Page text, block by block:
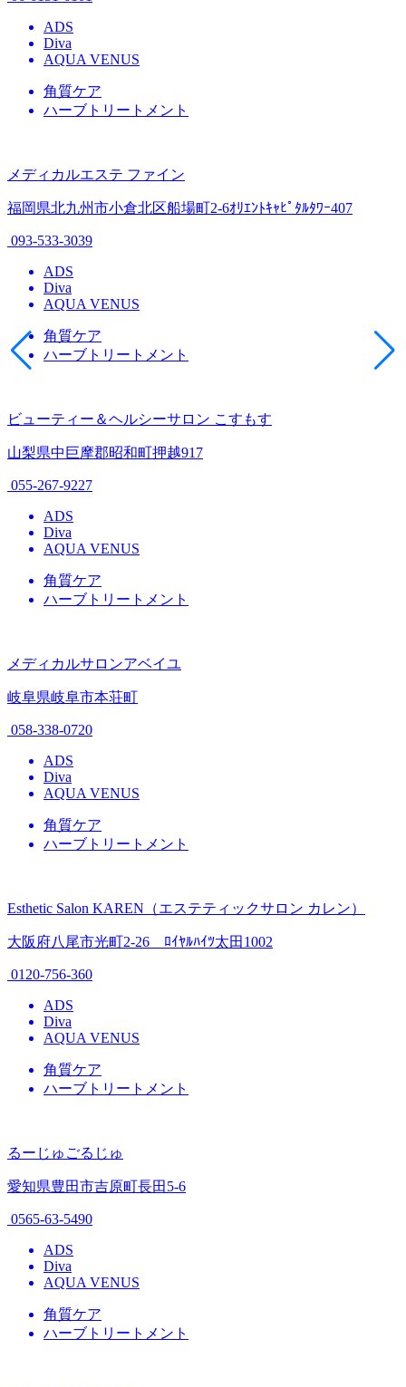
ADS
Diva
AQUA VENUS
角質ケア
ハーブトリートメント
メディカルエステ ファイン
福岡県北九州市小倉北区船場町2-6ｵﾘｴﾝﾄｷｬﾋﾟﾀﾙﾀﾜｰ407
093-533-3039
ADS
Diva
AQUA VENUS
角質ケア
ハーブトリートメント
ビューティー＆ヘルシーサロン こすもす
山梨県中巨摩郡昭和町押越917
055-267-9227
ADS
Diva
AQUA VENUS
角質ケア
ハーブトリートメント
メディカルサロンアベイユ
岐阜県岐阜市本荘町
058-338-0720
ADS
Diva
AQUA VENUS
角質ケア
ハーブトリートメント
Esthetic Salon KAREN（エステティックサロン カレン）
大阪府八尾市光町2-26 ﾛｲﾔﾙﾊｲﾂ太田1002
0120-756-360
ADS
Diva
AQUA VENUS
角質ケア
ハーブトリートメント
るーじゅごるじゅ
愛知県豊田市吉原町長田5-6
0565-63-5490
ADS
Diva
AQUA VENUS
角質ケア
ハーブトリートメント